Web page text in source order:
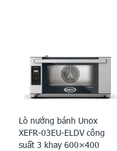
Lò nướng bánh Unox
XEFR-03EU-ELDV công
suất 3 khay 600×400